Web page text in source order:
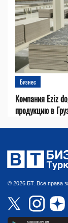
Бизнес
Компания Eziz
продукцию в
© 2026 БТ. Все права